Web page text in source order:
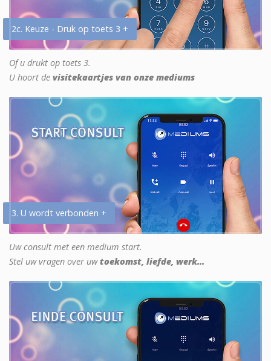
2c. Keuze - Druk op toets 3 +
Of u drukt op toets 3.
U hoort de visitekaartjes van onze mediums
3. U wordt verbonden +
Uw consult met een medium start.
Stel uw vragen over uwtoekomst, liefde, werk...